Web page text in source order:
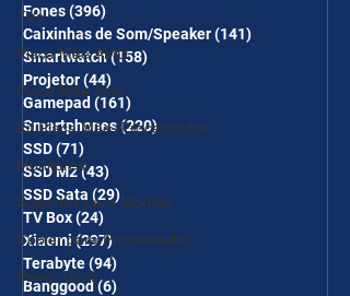
TVs
Placa Mãe AMD
Placa Mãe Intel
Kit Placa Mãe+Processador
Monitores
Suportes para Monitor
Cooler para Processador
Power Bank
Fones(396)
Caixinhas de Som/Speaker(141)
Smartwatch(158)
Projetor(44)
Gamepad (161)
Smartphones(220)220 posts
SSD(71)
SSD M2(43)
SSD Sata (29)29 posts
TV Box(24)
Xiaomi(297)297 posts
Terabyte(94)
Banggood (6)